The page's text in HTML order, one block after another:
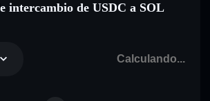
intercambio de USDC a SOL